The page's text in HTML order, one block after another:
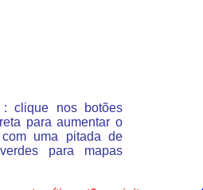
clique nos botões
para aumentar o
uma pitada de
para mapas